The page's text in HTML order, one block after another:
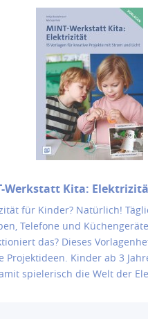
Werkstatt Kita:
für Kinder? Natürlich!
Telefone und
das? Dieses
Projektideen. Kinder ab 3
spielerisch die Welt der